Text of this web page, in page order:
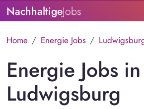
NachhaltigeJobs
Home Energie Jobs
Energie Jobs in
Ludwigsburg